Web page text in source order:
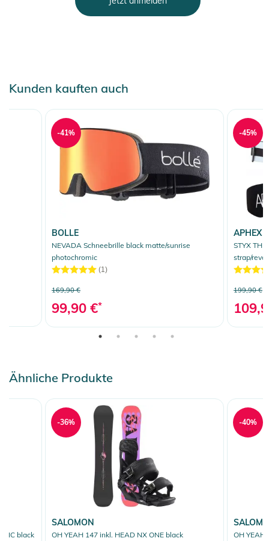
Kunden kauften auch
BOLLE
NEVADA Schneebrille black matte/sunrise
photochromic
(1)
169,90 €
99,90 €*
-41%
APHEX
STYX
strap/revo
199,90 €
-45%
Ähnliche Produkte
black
SALOMON
OH YEAH 147 inkl. HEAD NX ONE black
-36%
OH YEAH
-40%